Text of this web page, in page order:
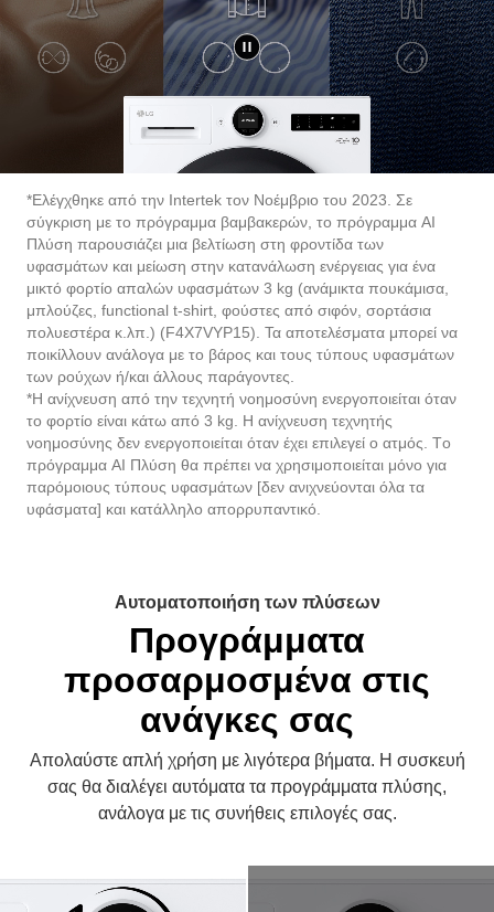
*Ελέγχθηκε από την Intertek τον Νοέμβριο του 2023. Σε
σύγκριση με το πρόγραμμα βαμβακερών, το πρόγραμμα AI
Πλύση παρουσιάζει μια βελτίωση στη φροντίδα των
υφασμάτων και μείωση στην κατανάλωση ενέργειας για ένα
μικτό φορτίο απαλών υφασμάτων 3 kg (ανάμικτα πουκάμισα,
μπλούζες, functional t-shirt, φούστες από σιφόν, σορτάσια
πολυεστέρα κ.λπ.) (F4X7VYP15). Τα αποτελέσματα μπορεί να
ποικίλλουν ανάλογα με το βάρος και τους τύπους υφασμάτων
των ρούχων ή/και άλλους παράγοντες.
*Η ανίχνευση από την τεχνητή νοημοσύνη ενεργοποιείται όταν
το φορτίο είναι κάτω από 3 kg. Η ανίχνευση τεχνητής
νοημοσύνης δεν ενεργοποιείται όταν έχει επιλεγεί ο ατμός. Tο
πρόγραμμα AI Πλύση θα πρέπει να χρησιμοποιείται μόνο για
παρόμοιους τύπους υφασμάτων [δεν ανιχνεύονται όλα τα
υφάσματα] και κατάλληλο απορρυπαντικό.
Αυτοματοποιήση των πλύσεων
Προγράμματα
προσαρμοσμένα στις
ανάγκες σας
Απολαύστε απλή χρήση με λιγότερα βήματα. Η συσκευή
σας θα διαλέγει αυτόματα τα προγράμματα πλύσης,
ανάλογα με τις συνήθεις επιλογές σας.